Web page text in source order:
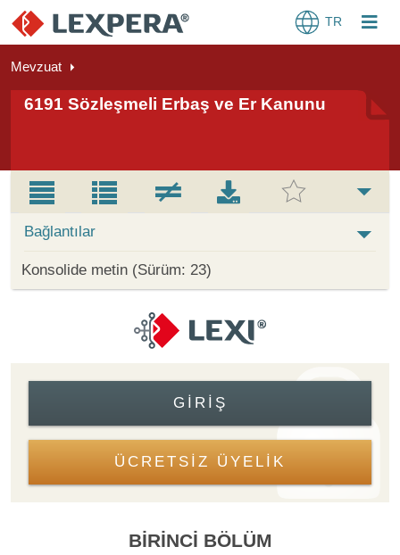
TR
Mevzuat
6191 Sözleşmeli Erbaş ve Er Kanunu
Bağlantılar
Konsolide metin (Sürüm: 23)
GIRIŞ
ÜCRETSİZ ÜYELİK
BİRİNCİ BÖLÜM